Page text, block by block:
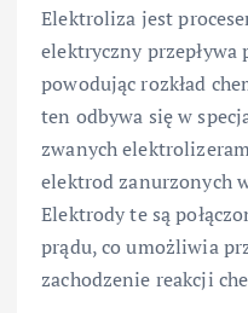
Elektroliza jest
elektryczny
powodując rozkład
ten odbywa się w
zwanych
elektrod zanurzonych
Elektrody te są
prądu, co umożliwia
zachodzenie reakcji